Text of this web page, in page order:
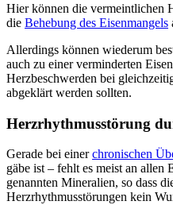
Hier können die vermeintlichen
die Behebung des Eisenmangels
Allerdings können wiederum
auch zu einer verminderten
Herzbeschwerden bei
abgeklärt werden sollten.
Herzrhythmusstörung
Gerade bei einerchronischen
gäbe ist – fehlt es meist an allen
genannten Mineralien, so dass
Herzrhythmusstörungen kein